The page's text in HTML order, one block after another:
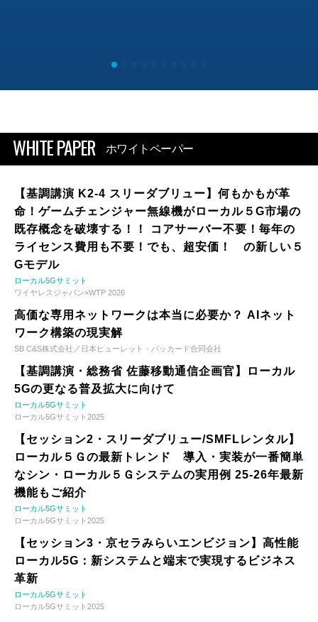
WHITE PAPER ホワイトペーパー
【基調講演 K2-4 スリーダブリュー】何もかもが革
命！ゲームチェンジャー無線機がローカル５G市場の
既存概念を破壊する！！ コアサーバー不要！毎年の
ライセンス費用も不要！でも、超安価！ の新しい５
Gモデル
ローカル5Gサミット
ワイヤレスジャパン×WTP 2026
高価な専用ネットワークは本当に必要か？ AIネット
ワーク構築の現実解
SB C&S株式会社／日本ヒューレット・パッカード合同会社
【基調講演・総務省 佐藤移動通信企画官】ローカル
5Gの更なる普及拡大に向けて
ローカル5Gサミット
ローカル5Gサミット2025
【セッション2・スリーダブリュー/SMFLレンタル】
ローカル５Ｇの最新トレンド 導入・実装が一番簡単
なシン・ローカル５Ｇシステムの実用例 25-26年最新
機能もご紹介
ローカル5Gサミット
ローカル5Gサミット2025
【セッション3・京セラみらいエンビジョン】高性能
ローカル5G：新システムと端末で実現するビジネス
革新
ローカル5Gサミット
ローカル5Gサミット2025